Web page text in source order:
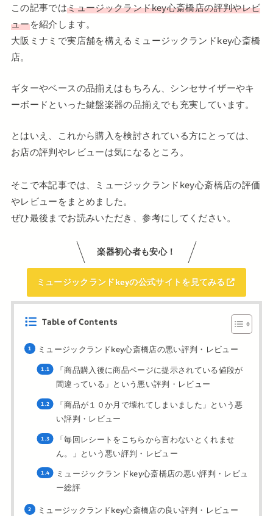
この記事ではミュージックランドkey心斎橋店の評判やレビ
ューを紹介します。
大阪ミナミで実店舗を構えるミュージックランドkey心斎橋
店。
ギターやベースの品揃えはもちろん、シンセサイザーやキ
ーボードといった鍵盤楽器の品揃えでも充実しています。
とはいえ、これから購入を検討されている方にとっては、
お店の評判やレビューは気になるところ。
そこで本記事では、ミュージックランドkey心斎橋店の評価
やレビューをまとめました。
ぜひ最後までお読みいただき、参考にしてください。
楽器初心者も安心！
ミュージックランドkeyの公式サイトを見てみる
Table of Contents
ミュージックランドkey心斎橋店の悪い評判・レビュー
「商品購入後に商品ページに提示されている値段が
間違っている」という悪い評判・レビュー
「商品が１０か月で壊れてしまいました」という悪
い評判・レビュー
「毎回レシートをこちらから言わないとくれませ
ん。」という悪い評判・レビュー
ミュージックランドkey心斎橋店の悪い評判・レビュ
ー総評
ミュージックランドkey心斎橋店の良い評判・レビュー